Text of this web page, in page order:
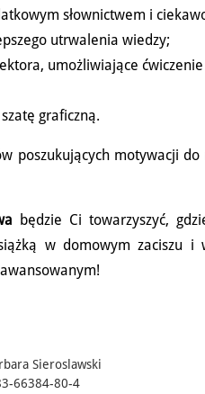
słownictwem i
utrwalenia wiedzy;
umożliwiające
graficzną.
poszukujących motywacji
będzie Ci towarzyszyć,
w domowym zaciszu i
Sieroslawski
66384-80-4